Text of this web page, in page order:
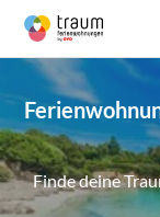
Finde deine